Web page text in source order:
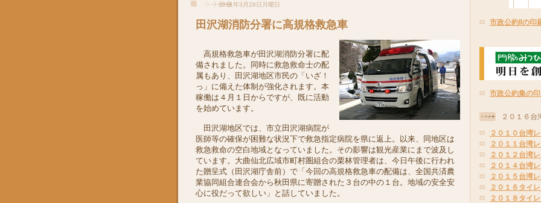
2011年3月28日月曜日
田沢湖消防分署に高規格救急車
高規格救急車が田沢湖消防分署に配
備されました。同時に救急救命士の配
属もあり、田沢湖地区市民の「いざ！
っ」に備えた体制が強化されます。本
稼働は４月１日からですが、既に活動
を始めています。
田沢湖地区では、市立田沢湖病院が
医師等の確保が困難な状況下で救急指定病院を県に返上。以来、同地区は
救急救命の空白地域となっていました。その影響は観光産業にまで波及し
ています。大曲仙北広域市町村圏組合の栗林管理者は、今日午後に行われ
た贈呈式（田沢湖庁舎前）で「今回の高規格救急車の配備は、全国共済農
業協同組合連合会から秋田県に寄贈された３台の中の１台。地域の安全安
心に役だって欲しい」と話していました。
市政公約IIの印
市政公約集の
２０１６台
２０１０台湾
２０１１台湾
２０１２台湾
２０１４台湾
２０１５台湾
２０１６タイ
２０１８タイ